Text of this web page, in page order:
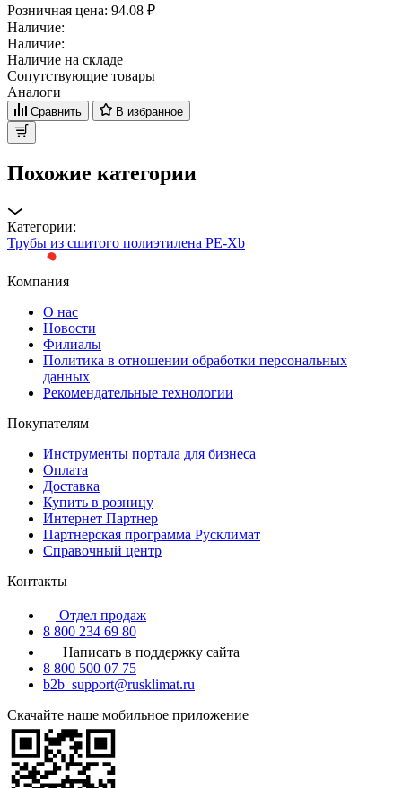
Розничная цена: 94.08 ₽
Наличие:
Наличие:
Наличие на складе
Сопутствующие товары
Аналоги
Сравнить В избранное
Похожие категории
Категории:
Трубы из сшитого полиэтилена PE-Xb
Компания
О нас
Новости
Филиалы
Политика в отношении обработки персональных
данных
Рекомендательные технологии
Покупателям
Инструменты портала для бизнеса
Оплата
Доставка
Купить в розницу
Интернет Партнер
Партнерская программа Русклимат
Справочный центр
Контакты
Отдел продаж
8 800 234 69 80
Написать в поддержку сайта
8 800 500 07 75
b2b_support@rusklimat.ru
Скачайте наше мобильное приложение